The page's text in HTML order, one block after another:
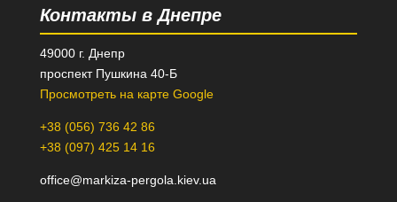
Контакты в Днепре
49000 г. Днепр
проспект Пушкина 40-Б
Просмотреть на карте Google
+38 (056) 736 42 86
+38 (097) 425 14 16
office@markiza-pergola.kiev.ua